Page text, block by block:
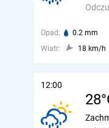
Opad: 0.2 mm
Wiatr:
18 km/h
12:00